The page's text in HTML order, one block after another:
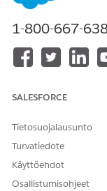
Api Type:REST
Method :POST
Url : https://
“errors”:null,
]
1-800-667-
SALESFORCE
Tietosuojalausunto
Turvatiedote
Käyttöehdot
Osallistumisohjeet